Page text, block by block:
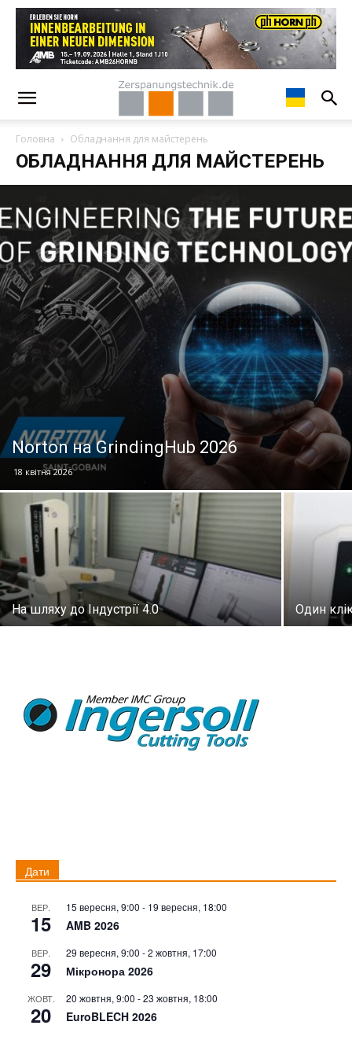
Головна Обладнання для майстерень
ОБЛАДНАННЯ ДЛЯ МАЙСТЕРЕНЬ
Norton на GrindingHub 2026
18 квітня 2026
На шляху до Індустрії 4.0 Один
Дати
ВЕР.
15
15 вересня, 9:00 - 19 вересня, 18:00
AMB 2026
ВЕР.
29
29 вересня, 9:00 -2 жовтня, 17:00
Мікронора 2026
ЖОВТ.
20
20 жовтня, 9:00 -23 жовтня, 18:00
EuroBLECH 2026